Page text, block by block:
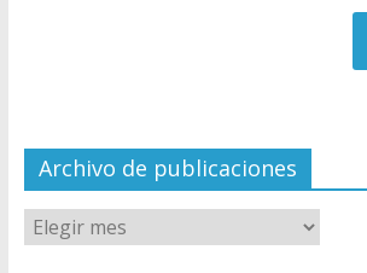
el
Archivo de publicaciones